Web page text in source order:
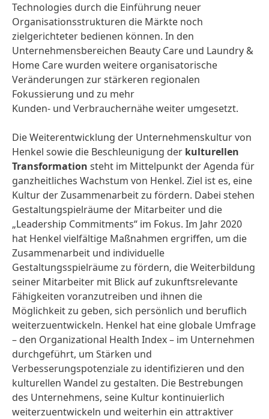
Technologies durch die Einführung neuer
Organisationsstrukturen die Märkte noch
zielgerichteter bedienen können. In den
Unternehmensbereichen Beauty Care und Laundry &
Home Care wurden weitere organisatorische
Veränderungen zur stärkeren regionalen
Fokussierung und zu mehr
Kunden- und Verbrauchernähe weiter umgesetzt.
Die Weiterentwicklung der Unternehmenskultur von
Henkel sowie die Beschleunigung der kulturellen
Transformation steht im Mittelpunkt der Agenda für
ganzheitliches Wachstum von Henkel. Ziel ist es, eine
Kultur der Zusammenarbeit zu fördern. Dabei stehen
Gestaltungspielräume der Mitarbeiter und die
„Leadership Commitments“ im Fokus. Im Jahr 2020
hat Henkel vielfältige Maßnahmen ergriffen, um die
Zusammenarbeit und individuelle
Gestaltungsspielräume zu fördern, die Weiterbildung
seiner Mitarbeiter mit Blick auf zukunftsrelevante
Fähigkeiten voranzutreiben und ihnen die
Möglichkeit zu geben, sich persönlich und beruflich
weiterzuentwickeln. Henkel hat eine globale Umfrage
– den Organizational Health Index – im Unternehmen
durchgeführt, um Stärken und
Verbesserungspotenziale zu identifizieren und den
kulturellen Wandel zu gestalten. Die Bestrebungen
des Unternehmens, seine Kultur kontinuierlich
weiterzuentwickeln und weiterhin ein attraktiver